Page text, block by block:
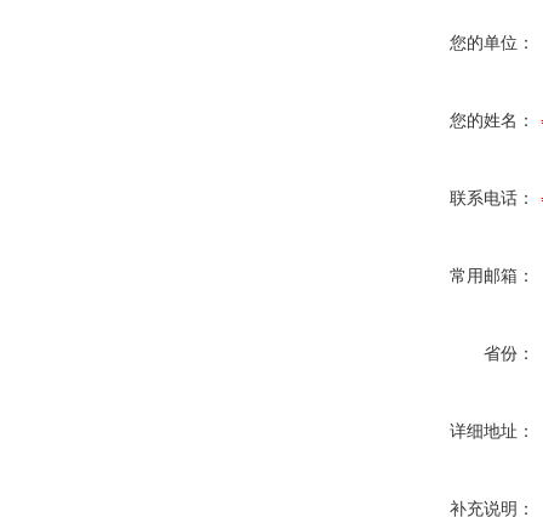
您的单位：
您的姓名：
联系电话：
常用邮箱：
省份：
详细地址：
补充说明：